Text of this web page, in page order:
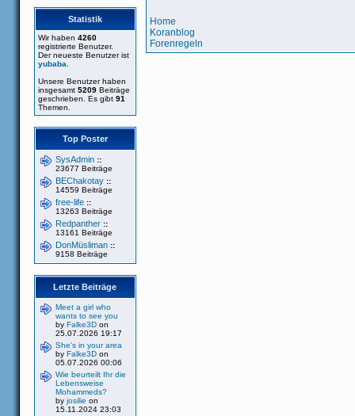
Statistik
Wir haben 4260
registrierte Benutzer.
Der neueste Benutzer ist
yubaba
Unsere Benutzer haben
insgesamt 5209 Beiträge
geschrieben. Es gibt 91
Themen.
Top Poster
SysAdmin ::
23677 Beiträge
BEChakotay ::
14559 Beiträge
free-life ::
13263 Beiträge
Redpanther ::
13161 Beiträge
DonMüsliman ::
9158 Beiträge
Letzte Beiträge
Meet a girl who
wants to see you
by Falke3D on
25.07.2026 19:17
She's in your area
by Falke3D on
05.07.2026 00:06
Wie beurteilt Ihr die
Lebensweise
Mohammeds?
by josilie on
15.11.2024 23:03
Home
Koranblog
Forenregeln